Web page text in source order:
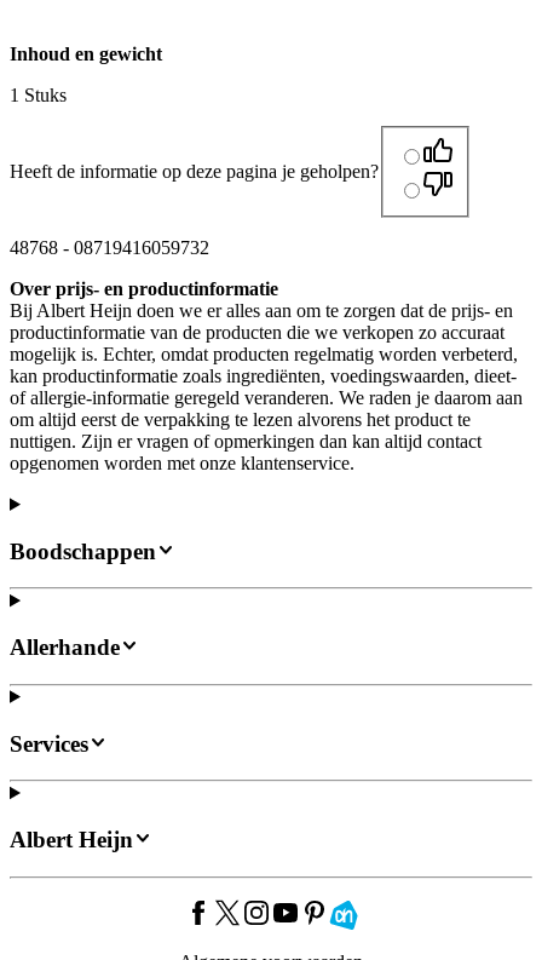
Inhoud en gewicht
1 Stuks
Heeft de informatie op deze pagina je geholpen?
48768 - 08719416059732
Over prijs- en productinformatie
Bij Albert Heijn doen we er alles aan om te zorgen dat de prijs- en
productinformatie van de producten die we verkopen zo accuraat
mogelijk is. Echter, omdat producten regelmatig worden verbeterd,
kan productinformatie zoals ingrediënten, voedingswaarden, dieet-
of allergie-informatie geregeld veranderen. We raden je daarom aan
om altijd eerst de verpakking te lezen alvorens het product te
nuttigen. Zijn er vragen of opmerkingen dan kan altijd contact
opgenomen worden met onze klantenservice.
Boodschappen
Allerhande
Services
Albert Heijn